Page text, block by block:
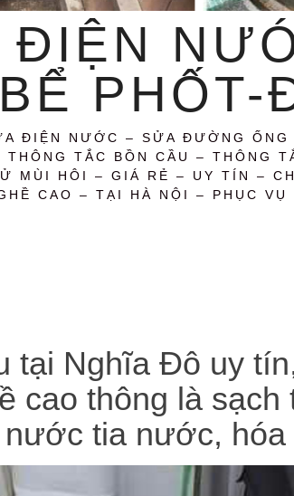
ĐIỆN NƯỚC – SỬA ĐƯỜNG
TẮC BỒN CẦU – THÔNG
MÙI HÔI – GIÁ RẺ – UY TÍN –
CAO – TẠI HÀ NỘI – PHỤC
tại Nghĩa Đô uy
cao thông là
tia nước, hóa